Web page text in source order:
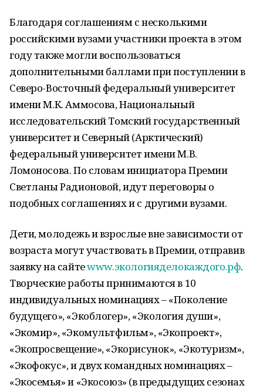
Благодаря соглашениям с несколькими
российскими вузами участники проекта в этом
году также могли воспользоваться
дополнительными баллами при поступлении в
Северо-Восточный федеральный университет
имени М.К. Аммосова, Национальный
исследовательский Томский государственный
университет и Северный (Арктический)
федеральный университет имени М.В.
Ломоносова. По словам инициатора Премии
Светланы Радионовой, идут переговоры о
подобных соглашениях и с другими вузами.
Дети, молодежь и взрослые вне зависимости от
возраста могут участвовать в Премии, отправив
заявку на сайтеwww.экологияделокаждого.рф.
Творческие работы принимаются в 10
индивидуальных номинациях – «Поколение
будущего», «Экоблогер», «Экология души»,
«Экомир», «Экомультфильм», «Экопроект»,
«Экопросвещение», «Экорисунок», «Экотуризм»,
«Экофокус», и двух командных номинациях –
«Экосемья» и «Экосоюз» (в предыдущих сезонах